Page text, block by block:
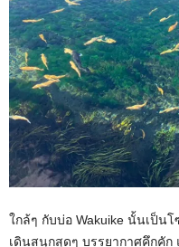
ใกล้ๆ กับบ่อ Wakuike นั้นเป็น
เดินสนุกสุดๆ บรรยากาศคึกคั